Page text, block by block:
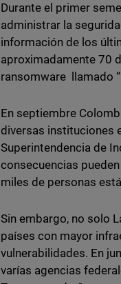
Durante el primer
administrar la
información de los
aproximadamente 70
ransomware llamado
En septiembre
diversas instituciones
Superintendencia de
consecuencias
miles de personas
Sin embargo, no solo
países con mayor
vulnerabilidades. En
varías agencias